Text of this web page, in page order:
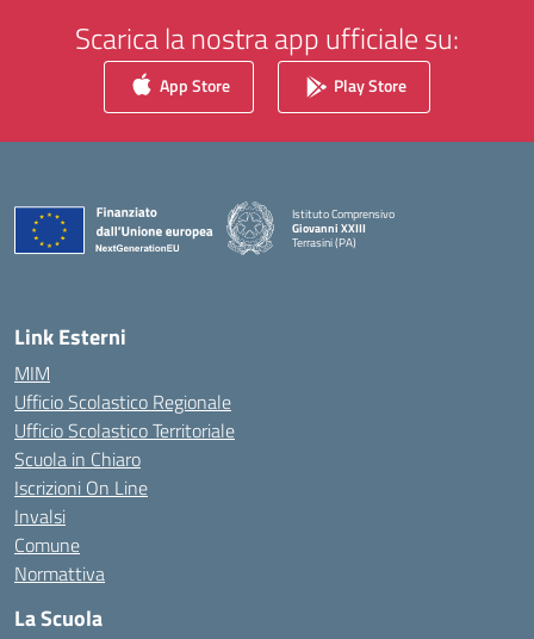
Scarica la nostra app ufficiale su:
App Store Play Store
Istituto Comprensivo
Giovanni XXIII
Terrasini (PA)
Link Esterni
MIM
Ufficio Scolastico Regionale
Ufficio Scolastico Territoriale
Scuola in Chiaro
Iscrizioni On Line
Invalsi
Comune
Normattiva
La Scuola